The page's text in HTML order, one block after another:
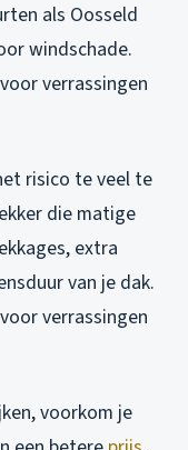
als Oosseld
windschade.
verrassingen
risico te veel te
die matige
extra
van je dak.
verrassingen
voorkom je